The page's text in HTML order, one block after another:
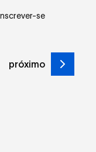
se
próximo